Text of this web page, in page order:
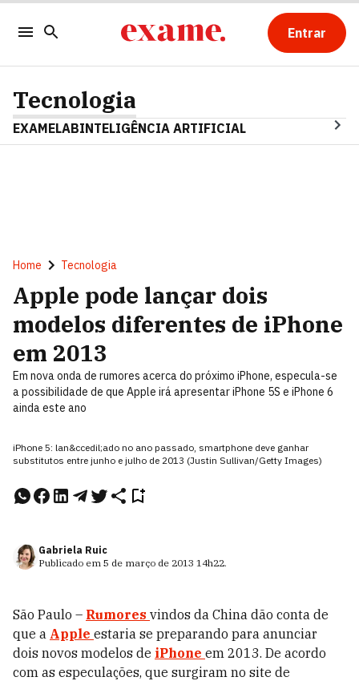
Entrar
Tecnologia
EXAMELABINTELIGÊNCIA ARTIFICIAL
Home Tecnologia
Apple pode lançar dois
modelos diferentes de iPhone
em 2013
Em nova onda de rumores acerca do próximo iPhone, especula-se
a possibilidade de que Apple irá apresentar iPhone 5S e iPhone 6
ainda este ano
iPhone 5: lan&ccedil;ado no ano passado, smartphone deve ganhar
substitutos entre junho e julho de 2013 (Justin Sullivan/Getty Images)
Gabriela Ruic
Publicado em 5 de março de 2013 14h22.
São Paulo – Rumores vindos da China dão conta de
que a Apple estaria se preparando para anunciar
dois novos modelos de iPhone em 2013. De acordo
com as especulações, que surgiram no site de